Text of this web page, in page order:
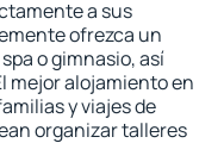
a sus
ofrezca un
o gimnasio, así
mejor alojamiento en
y viajes de
organizar talleres